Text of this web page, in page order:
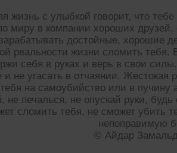
жизнь с улыбкой говорит, что
миру в компании хороших
достойные, хорошие
реальности жизни сломить тебя.
себя в руках и верь в свои
не угасать в отчаянии. Жестокая
на самоубийство или в пучину
печалься, не опускай руки,
сломить тебя, не сможет убить
непоправимую
© Айдар